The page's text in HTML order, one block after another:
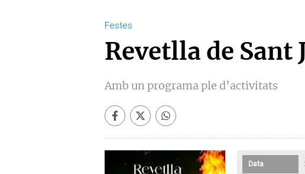
Festes
Revetlla de Sant
Amb un programa ple d’activitats
Data